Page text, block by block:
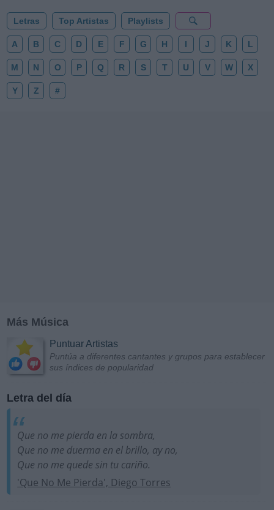
Letras Top Artistas Playlists
A B C D E F G H I J K L
M N O P Q R S T U V W X
Y Z #
Más Música
Puntuar Artistas
Puntúa a diferentes cantantes y grupos para establecer
sus índices de popularidad
Letra del día
Que no me pierda en la sombra,
Que no me duerma en el brillo, ay no,
Que no me quede sin tu cariño.
'Que No Me Pierda', Diego Torres